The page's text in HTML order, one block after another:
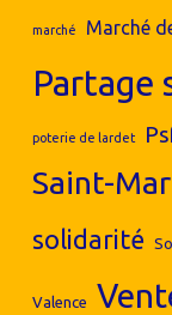
marché Marché
Partage
poterie de lardet
Saint-
solidarité
Valence